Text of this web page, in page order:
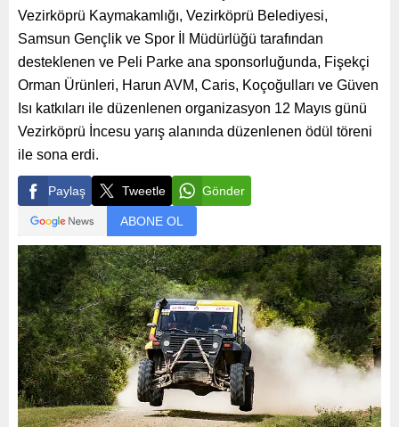
Vezirköprü Kaymakamlığı, Vezirköprü Belediyesi,
Samsun Gençlik ve Spor İl Müdürlüğü tarafından
desteklenen ve Peli Parke ana sponsorluğunda, Fişekçi
Orman Ürünleri, Harun AVM, Caris, Koçoğulları ve Güven
Isı katkıları ile düzenlenen organizasyon 12 Mayıs günü
Vezirköprü İncesu yarış alanında düzenlenen ödül töreni
ile sona erdi.
Paylaş Tweetle Gönder
ABONE OL